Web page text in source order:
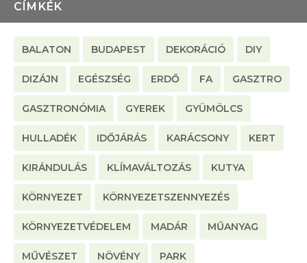
CÍMKÉK
BALATON BUDAPEST DEKORÁCIÓ DIY
DIZÁJN EGÉSZSÉG ERDŐ FA GASZTRO
GASZTRONÓMIA GYEREK GYÜMÖLCS
HULLADÉK IDŐJÁRÁS KARÁCSONY KERT
KIRÁNDULÁS KLÍMAVÁLTOZÁS KUTYA
KÖRNYEZET KÖRNYEZETSZENNYEZÉS
KÖRNYEZETVÉDELEM MADÁR MŰANYAG
MŰVÉSZET NÖVÉNY PARK